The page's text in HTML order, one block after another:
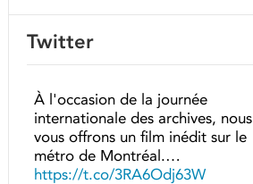
Twitter
À l'occasion de la journée
internationale des archives, nous
vous offrons un film inédit sur le
métro de Montréal.…
https://t.co/3RA6Odj63W